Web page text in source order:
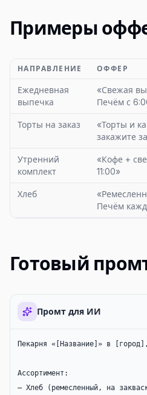
Примеры
НАПРАВЛЕНИЕ ОФФЕР
Ежедневная
выпечка
«Свежая
Печём с
Торты на заказ
«Торты и
закажите
Утренний
комплект
«Кофе +
11:00»
Хлеб
Печём
Готовый
Промт для ИИ
Пекарня «[Название]» в
Ассортимент:
— Хлеб (ремесленный, на